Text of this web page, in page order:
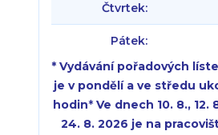
Čtvrtek:
Pátek:
* Vydávání pořadových
je v pondělí a ve středu
hodin* Ve dnech 10. 8., 12.
24. 8. 2026 je na